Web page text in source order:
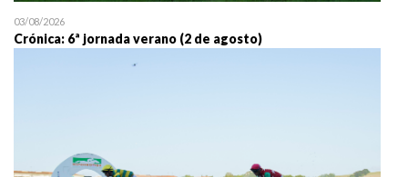
03/08/2026
Crónica: 6ª jornada verano (2 de agosto)